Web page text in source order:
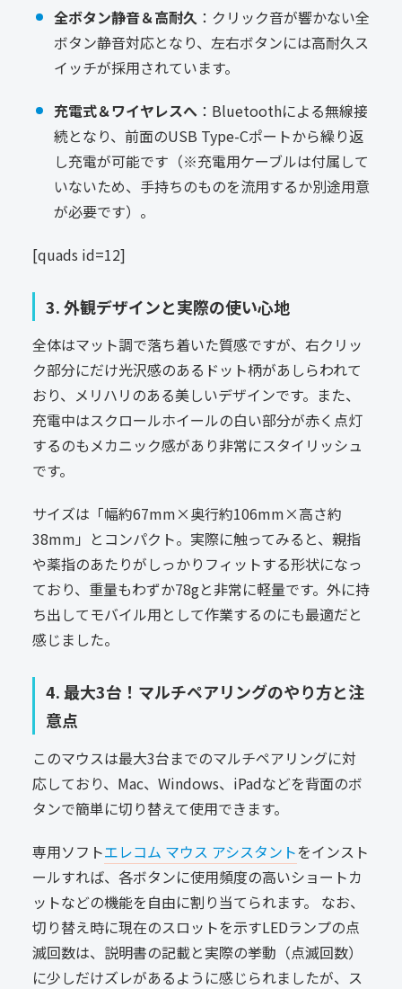
全ボタン静音＆高耐久 ：クリック音が響かない全
ボタン静音対応となり、左右ボタンには高耐久ス
イッチが採用されています。
充電式＆ワイヤレスへ ：Bluetoothによる無線接
続となり、前面のUSB Type-Cポートから繰り返
し充電が可能です（※充電用ケーブルは付属して
いないため、手持ちのものを流用するか別途用意
が必要です）。
[quads id=12]
3. 外観デザインと実際の使い心地
全体はマット調で落ち着いた質感ですが、右クリッ
ク部分にだけ光沢感のあるドット柄があしらわれて
おり、メリハリのある美しいデザインです。また、
充電中はスクロールホイールの白い部分が赤く点灯
するのもメカニック感があり非常にスタイリッシュ
です。
サイズは「幅約67mm×奥行約106mm×高さ約
38mm」とコンパクト。実際に触ってみると、親指
や薬指のあたりがしっかりフィットする形状になっ
ており、重量もわずか78gと非常に軽量です。外に持
ち出してモバイル用として作業するのにも最適だと
感じました。
4. 最大3台！マルチペアリングのやり方と注
意点
このマウスは最大3台までのマルチペアリングに対
応しており、Mac、Windows、iPadなどを背面のボ
タンで簡単に切り替えて使用できます。
専用ソフトエレコム マウス アシスタントをインスト
ールすれば、各ボタンに使用頻度の高いショートカ
ットなどの機能を自由に割り当てられます。 なお、
切り替え時に現在のスロットを示すLEDランプの点
滅回数は、説明書の記載と実際の挙動（点滅回数）
に少しだけズレがあるように感じられましたが、ス